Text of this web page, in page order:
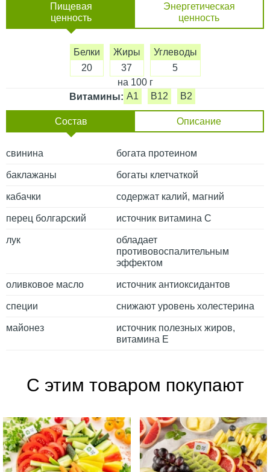
Пищевая
ценность
Энергетическая
ценность
Белки
20
Жиры
37
Углеводы
5
на 100 г
Витамины: A1 B12 B2
Состав Описание
свинина богата протеином
баклажаны богаты клетчаткой
кабачки содержат калий, магний
перец болгарский источник витамина С
лук
обладает
противовоспалительным
эффектом
оливковое масло источник антиоксидантов
специи снижают уровень холестерина
майонез
источник полезных жиров,
витамина Е
С этим товаром покупают